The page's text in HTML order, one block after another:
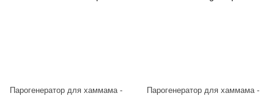
Парогенератор для хаммама -
Парогенератор для хаммама -